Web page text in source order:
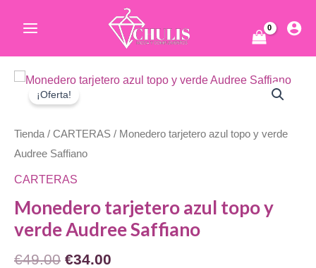
Menu
¡Oferta!
Tienda / CARTERAS / Monedero tarjetero azul topo y verde
Audree Saffiano
CARTERAS
Monedero tarjetero azul topo y
verde Audree Saffiano
€49.00 El
€34.00